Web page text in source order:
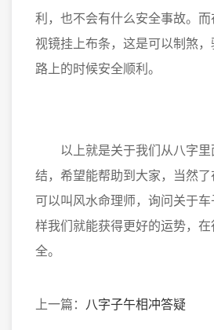
利，也不会有什么安全事故。
视镜挂上布条，这是可以制煞
路上的时候安全顺利。
以上就是关于我们从八字里
结，希望能帮助到大家，当然
可以叫风水命理师，询问关于
样我们就能获得更好的运势，
全。
上一篇： 八字子午相冲答疑